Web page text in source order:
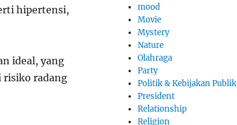
hipertensi,
ideal, yang
risiko radang
mood
Movie
Mystery
Nature
Olahraga
Party
Politik & Kebijakan Publik
President
Relationship
Religion